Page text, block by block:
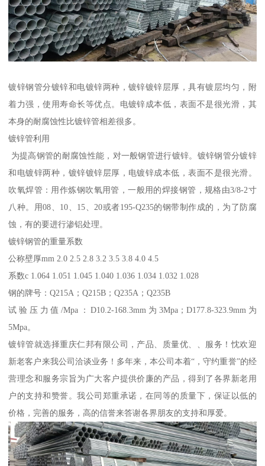
镀锌钢管分镀锌和电镀锌两种，镀锌镀锌层厚，具有镀层均匀，附
着力强，使用寿命长等优点。电镀锌成本低，表面不是很光滑，其
本身的耐腐蚀性比镀锌管相差很多。
镀锌管利用
为提高钢管的耐腐蚀性能，对一般钢管进行镀锌。镀锌钢管分镀锌
和电镀锌两种，镀锌镀锌层厚，电镀锌成本低，表面不是很光滑。
吹氧焊管：用作炼钢吹氧用管，一般用的焊接钢管，规格由3/8-2寸
八种。用08、10、15、20或者195-Q235的钢带制作成的，为了防腐
蚀，有的要进行渗铝处理。
镀锌钢管的重量系数
公称壁厚mm 2.0 2.5 2.8 3.2 3.5 3.8 4.0 4.5
系数c 1.064 1.051 1.045 1.040 1.036 1.034 1.032 1.028
钢的牌号：Q215A；Q215B；Q235A；Q235B
试验压力值/Mpa：D10.2-168.3mm为3Mpa；D177.8-323.9mm为
5Mpa。
镀锌管就选择重庆仁邦有限公司，产品、质量优、、服务！忱欢迎
新老客户来我公司洽谈业务！多年来，本公司本着“，守约重誉”的经
营理念和服务宗旨为广大客户提供价廉的产品，得到了各界新老用
户的支持和赞誉。我公司郑重承诺，在同等的质量下，保证以低的
价格，完善的服务，高的信誉来答谢各界朋友的支持和厚爱。